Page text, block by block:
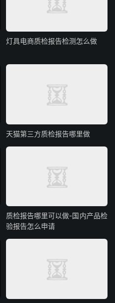
灯具电商质检报告检测怎么做
天猫第三方质检报告哪里做
质检报告哪里可以做-国内产品检
验报告怎么申请